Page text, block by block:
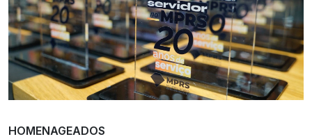
HOMENAGEADOS